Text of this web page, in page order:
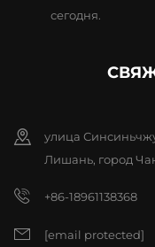
сегодня.
улица
Лишань, город
+86-18961138368
[email protected]